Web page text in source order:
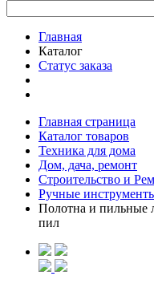
Главная
Каталог
Статус заказа
Главная страница
Каталог товаров
Техника для дома
Дом, дача, ремонт
Строительство и
Ручные
Полотна и пильные
пил